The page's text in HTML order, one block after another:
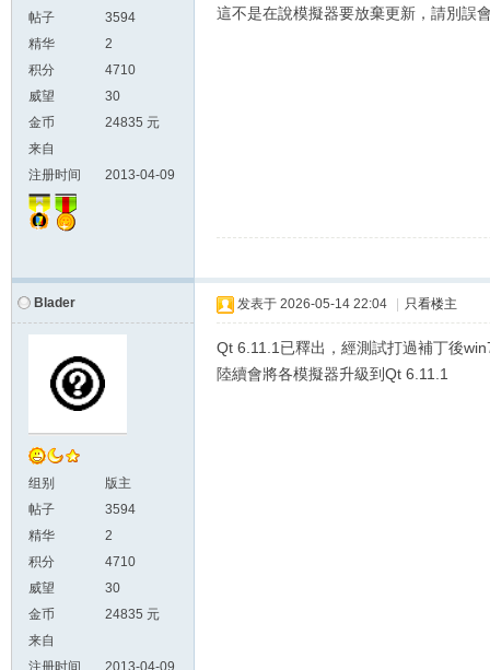
帖子
3594
精华
2
积分
4710
威望
30
金币
24835 元
来自
注册时间
2013-04-09
這不是在說模擬器要放棄更新，請別誤
Blader
组别
版主
帖子
3594
精华
2
积分
4710
威望
30
金币
24835 元
来自
注册时间
2013-04-09
发表于 2026-05-14 22:04 只看楼主
Qt 6.11.1已釋出，經測試打過補丁後
陸續會將各模擬器升級到Qt 6.11.1